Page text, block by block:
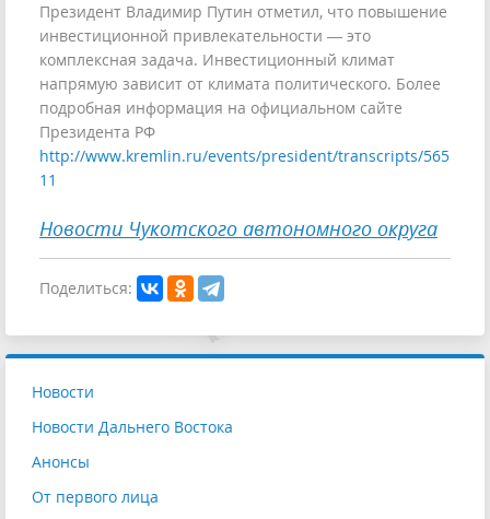
Президент Владимир Путин отметил, что повышение
инвестиционной привлекательности — это
комплексная задача. Инвестиционный климат
напрямую зависит от климата политического. Более
подробная информация на официальном сайте
Президента РФ
http://www.kremlin.ru/events/president/transcripts/565
11
Новости Чукотского автономного округа
Поделиться:
Новости
Новости Дальнего Востока
Анонсы
От первого лица